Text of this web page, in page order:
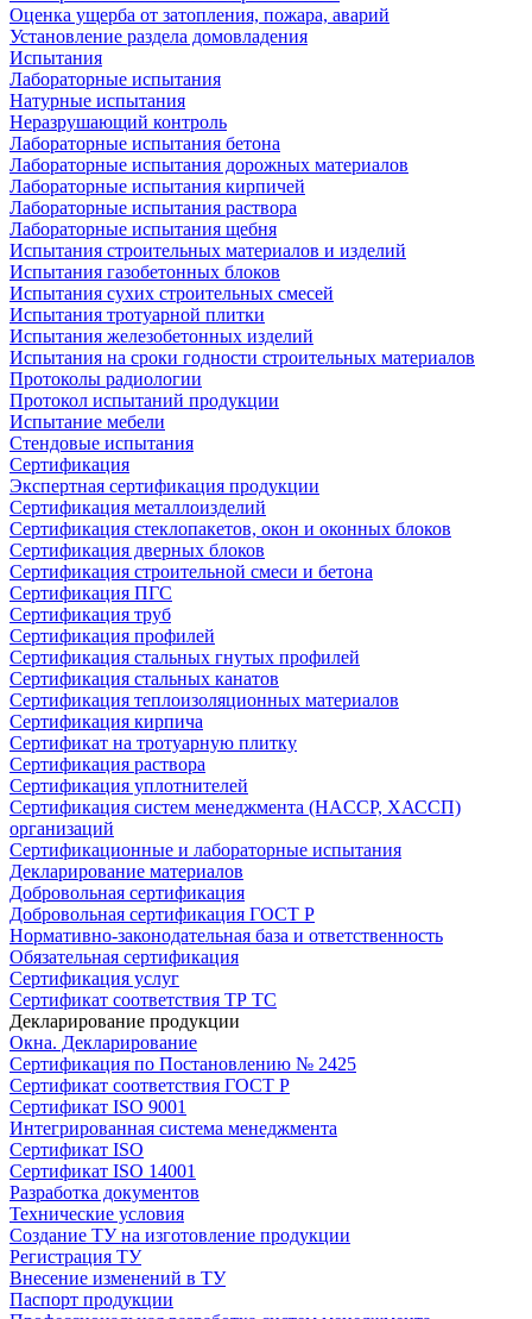
Оценка ущерба от затопления, пожара, аварий
Установление раздела домовладения
Испытания
Лабораторные испытания
Натурные испытания
Неразрушающий контроль
Лабораторные испытания бетона
Лабораторные испытания дорожных материалов
Лабораторные испытания кирпичей
Лабораторные испытания раствора
Лабораторные испытания щебня
Испытания строительных материалов и изделий
Испытания газобетонных блоков
Испытания сухих строительных смесей
Испытания тротуарной плитки
Испытания железобетонных изделий
Испытания на сроки годности строительных материалов
Протоколы радиологии
Протокол испытаний продукции
Испытание мебели
Стендовые испытания
Сертификация
Экспертная сертификация продукции
Сертификация металлоизделий
Сертификация стеклопакетов, окон и оконных блоков
Сертификация дверных блоков
Сертификация строительной смеси и бетона
Сертификация ПГС
Сертификация труб
Сертификация профилей
Сертификация стальных гнутых профилей
Сертификация стальных канатов
Сертификация теплоизоляционных материалов
Сертификация кирпича
Сертификат на тротуарную плитку
Сертификация раствора
Сертификация уплотнителей
Сертификация систем менеджмента (HACCP, ХАССП)
организаций
Сертификационные и лабораторные испытания
Декларирование материалов
Добровольная сертификация
Добровольная сертификация ГОСТ Р
Нормативно-законодательная база и ответственность
Обязательная сертификация
Сертификация услуг
Сертификат соответствия ТР ТС
Декларирование продукции
Окна. Декларирование
Сертификация по Постановлению № 2425
Сертификат соответствия ГОСТ Р
Сертификат ISO 9001
Интегрированная система менеджмента
Сертификат ISO
Сертификат ISO 14001
Разработка документов
Технические условия
Создание ТУ на изготовление продукции
Регистрация ТУ
Внесение изменений в ТУ
Паспорт продукции